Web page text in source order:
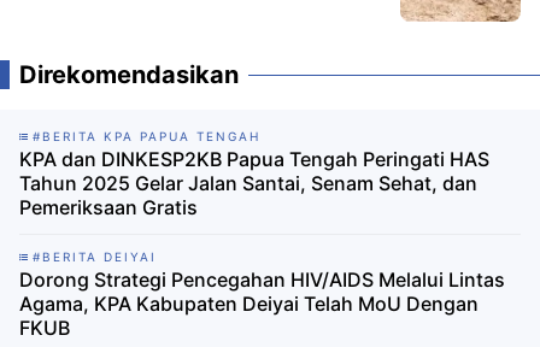
Direkomendasikan
#BERITA KPA PAPUA TENGAH
KPA dan DINKESP2KB Papua Tengah Peringati HAS
Tahun 2025 Gelar Jalan Santai, Senam Sehat, dan
Pemeriksaan Gratis
#BERITA DEIYAI
Dorong Strategi Pencegahan HIV/AIDS Melalui Lintas
Agama, KPA Kabupaten Deiyai Telah MoU Dengan
FKUB